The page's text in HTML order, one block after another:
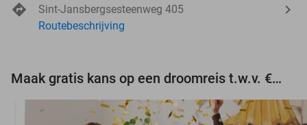
Sint-Jansbergsesteenweg 405
Routebeschrijving
Maak gratis kans op een droomreis t.w.v. €3.000!